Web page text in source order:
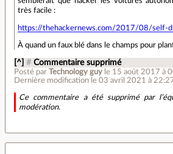
très facile :
https://thehackernews.com/2017/08/self-
À quand un faux blé dans le champs pour
[^] # Commentaire supprimé
Posté par Technology guy le 15 août 2017 à
Dernière modification le 03 avril 2021 à
Ce commentaire a été supprimé par
modération.